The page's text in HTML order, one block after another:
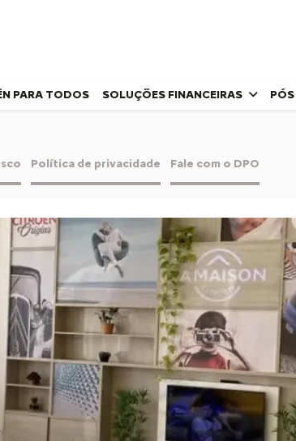
PARA TODOS SOLUÇÕES FINANCEIRAS
Política de privacidade Fale com o DPO